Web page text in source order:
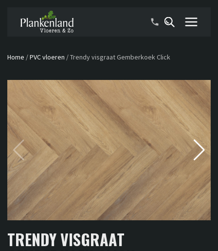
Home /PVC vloeren /Trendy visgraat Gemberkoek Click
TRENDY VISGRAAT